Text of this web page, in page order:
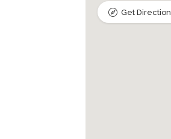
Get Direction